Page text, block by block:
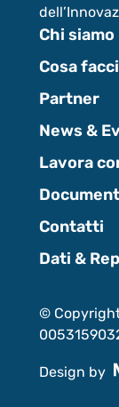
Chi siamo
Cosa
Partner
News &
Lavora
Contatti
Dati &
© Copyright
Design by